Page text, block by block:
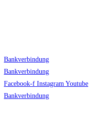
Bankverbindung
Bankverbindung
Facebook-f Instagram Youtube
Bankverbindung